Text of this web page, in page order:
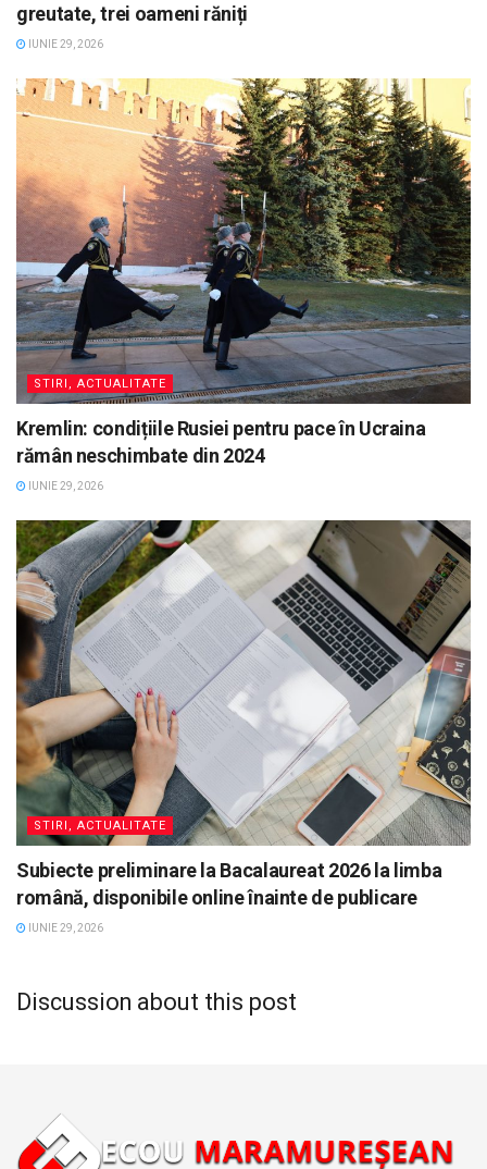
greutate, trei oameni răniți
IUNIE 29, 2026
STIRI, ACTUALITATE
Kremlin: condițiile Rusiei pentru pace în Ucraina
rămân neschimbate din 2024
IUNIE 29, 2026
STIRI, ACTUALITATE
Subiecte preliminare la Bacalaureat 2026 la limba
română, disponibile online înainte de publicare
IUNIE 29, 2026
Discussion about this post